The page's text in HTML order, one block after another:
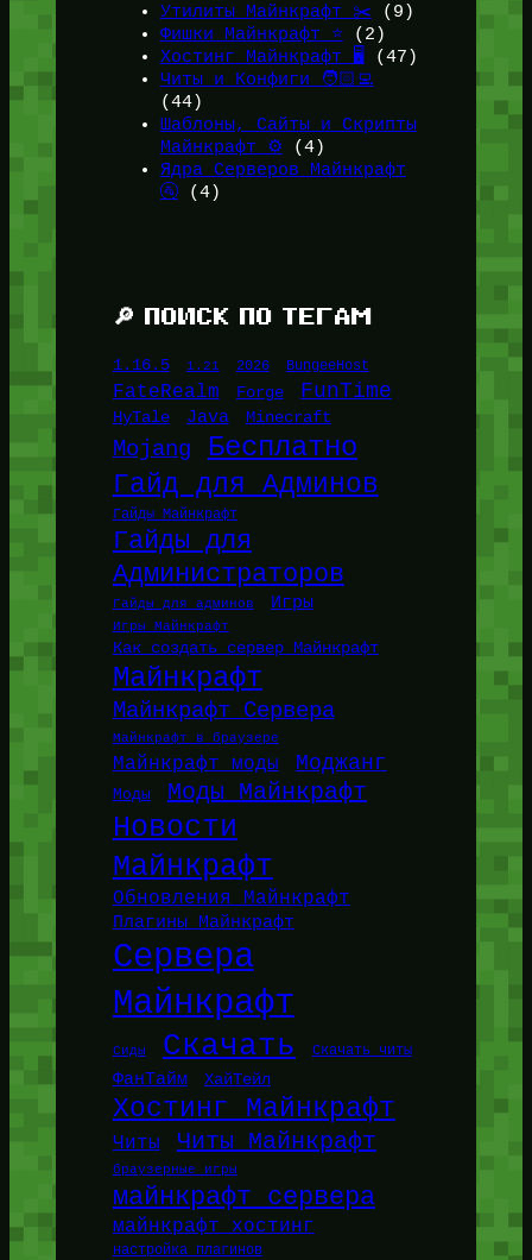
Утилиты Майнкрафт ✂️ (9)
Фишки Майнкрафт ⭐(2)
Хостинг Майнкрафт 🖥️ (47)
Читы и Конфиги 🧑🏻‍💻
(44)
Шаблоны, Сайты и Скрипты
Майнкрафт ⚙️ (4)
Ядра Серверов Майнкрафт
🚰(4)
🔎 ПОИСК ПО ТЕГАМ
1.16.5 1.21 2026 BungeeHost
FateRealm Forge FunTime
HyTale Java Minecraft
Mojang Бесплатно
Гайд для Админов
Гайды Майнкрафт
Гайды для
Администраторов
Гайды для админов Игры
Игры Майнкрафт
Как создать сервер Майнкрафт
Майнкрафт
Майнкрафт Сервера
Майнкрафт в браузере
Майнкрафт моды Моджанг
Моды Моды Майнкрафт
Новости
Майнкрафт
Обновления Майнкрафт
Плагины Майнкрафт
Сервера
Майнкрафт
Сиды Скачать Скачать читы
ФанТайм ХайТейл
Хостинг Майнкрафт
Читы Читы Майнкрафт
браузерные игры
майнкрафт сервера
майнкрафт хостинг
настройка плагинов